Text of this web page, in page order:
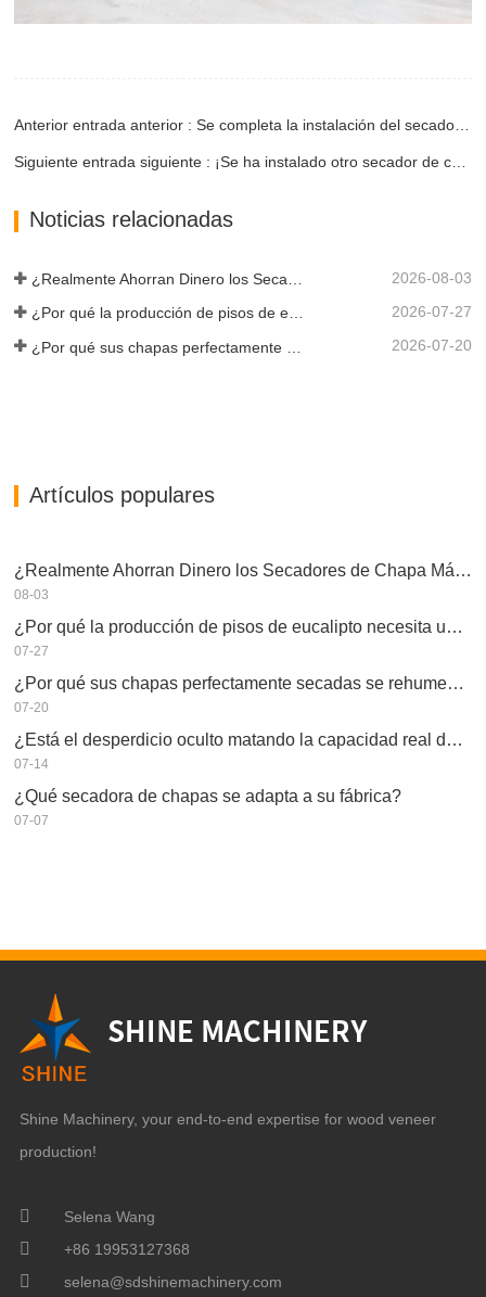
Noticias relacionadas
2026-08-03
¿Por qué la producción de pisos de eucalipto necesita un secador de chapas? 2026-07-27
2026-07-20
Artículos populares
¿Realmente Ahorran Dinero los Secadores de Chapa Más Grandes?
08-03
¿Por qué la producción de pisos de eucalipto necesita un secador de chapas?
07-27
¿Por qué sus chapas perfectamente secadas se rehumedecen?
07-20
¿Está el desperdicio oculto matando la capacidad real de su secador de chapas?
07-14
¿Qué secadora de chapas se adapta a su fábrica?
07-07
Shine Machinery, your end-to-end expertise for wood veneer
production!
Selena Wang
+86 19953127368
selena@sdshinemachinery.com